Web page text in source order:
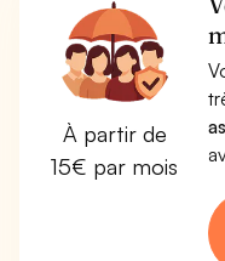
À partir de
15€ par mois